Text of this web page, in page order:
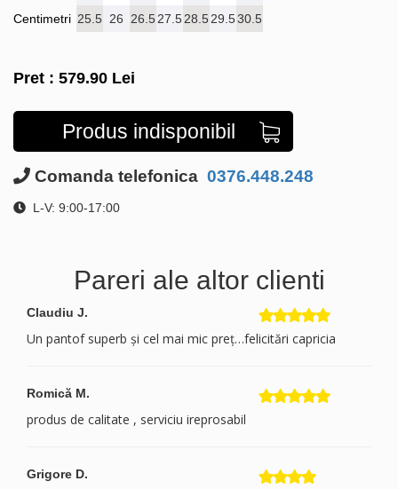
Centimetri 25.5 26 26.527.528.529.530.5
Pret : 579.90 Lei
Produs indisponibil
Comanda telefonica 0376.448.248
L-V: 9:00-17:00
Pareri ale altor clienti
Claudiu J.
Un pantof superb și cel mai mic preț…felicitări capricia
Romică M.
produs de calitate , serviciu ireprosabil
Grigore D.